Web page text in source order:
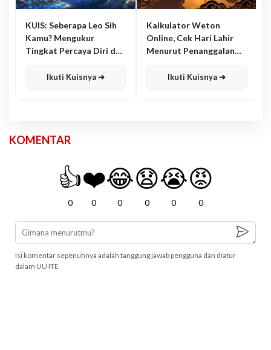
KUIS: Seberapa Leo Sih
Kamu? Mengukur
Tingkat Percaya Diri dan
Ikuti Kuisnya ➔
Kalkulator Weton
Online, Cek Hari Lahir
Menurut Penanggalan
Ikuti Kuisnya ➔
KOMENTAR
👍
0
❤️
0
😂
0
😧
0
😭
0
😡
0
Isi komentar sepenuhnya adalah tanggung jawab pengguna dan diatur
dalam UU ITE